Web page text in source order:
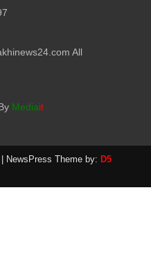
All
Mediait
| NewsPress Theme by: D5